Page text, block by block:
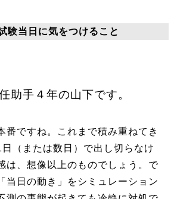
当日に気をつけること
助手４年の山下です。
番ですね。これまで積み重ねてき
（または数日）で出し切らなけ
は、想像以上のものでしょう。で
当日の動き」をシミュレーション